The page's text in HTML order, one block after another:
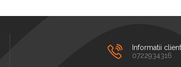
Informatii
0722934316